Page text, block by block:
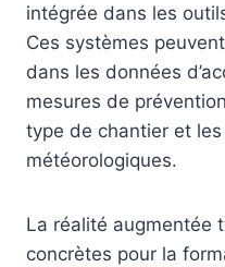
intégrée dans les
Ces systèmes
dans les données
mesures de
type de chantier et
météorologiques.
La réalité augmentée
concrètes pour la